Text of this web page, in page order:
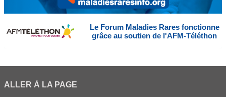
Le Forum Maladies Rares fonctionne
grâce au soutien de l'AFM-Téléthon
ALLER À LA PAGE